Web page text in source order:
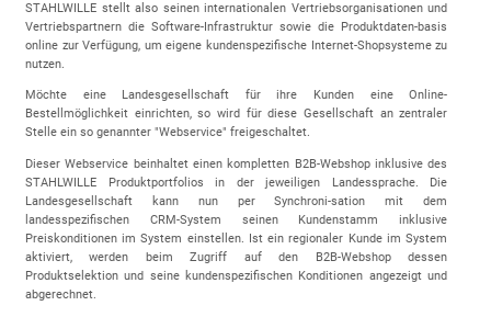
STAHLWILLE stellt also seinen internationalen Vertriebsorganisationen und
Vertriebspartnern die Software-Infrastruktur sowie die Produktdaten-basis
online zur Verfügung, um eigene kundenspezifische Internet-Shopsysteme zu
nutzen.
Möchte eine Landesgesellschaft für ihre Kunden eine Online-
Bestellmöglichkeit einrichten, so wird für diese Gesellschaft an zentraler
Stelle ein so genannter "Webservice" freigeschaltet.
Dieser Webservice beinhaltet einen kompletten B2B-Webshop inklusive des
STAHLWILLE Produktportfolios in der jeweiligen Landessprache. Die
Landesgesellschaft kann nun per Synchroni-sation mit dem
landesspezifischen CRM-System seinen Kundenstamm inklusive
Preiskonditionen im System einstellen. Ist ein regionaler Kunde im System
aktiviert, werden beim Zugriff auf den B2B-Webshop dessen
Produktselektion und seine kundenspezifischen Konditionen angezeigt und
abgerechnet.